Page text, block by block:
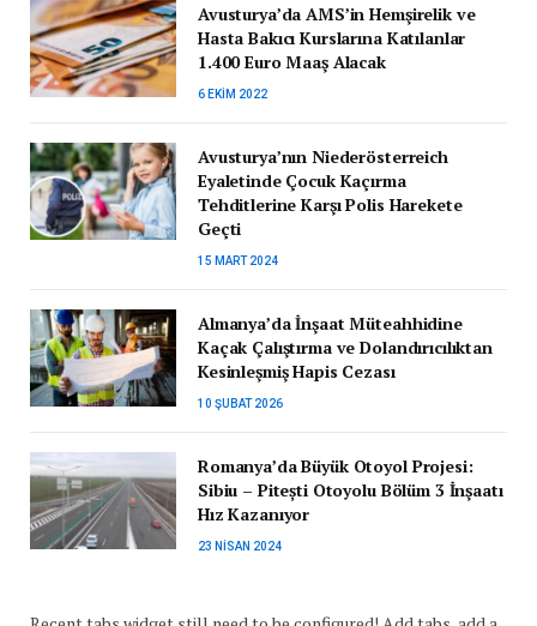
Avusturya’da AMS’in Hemşirelik ve
Hasta Bakıcı Kurslarına Katılanlar
1.400 Euro Maaş Alacak
6 EKIM 2022
Avusturya’nın Niederösterreich
Eyaletinde Çocuk Kaçırma
Tehditlerine Karşı Polis Harekete
Geçti
15 MART 2024
Almanya’da İnşaat Müteahhidine
Kaçak Çalıştırma ve Dolandırıcılıktan
Kesinleşmiş Hapis Cezası
10 ŞUBAT 2026
Romanya’da Büyük Otoyol Projesi:
Sibiu – Pitești Otoyolu Bölüm 3 İnşaatı
Hız Kazanıyor
23 NISAN 2024